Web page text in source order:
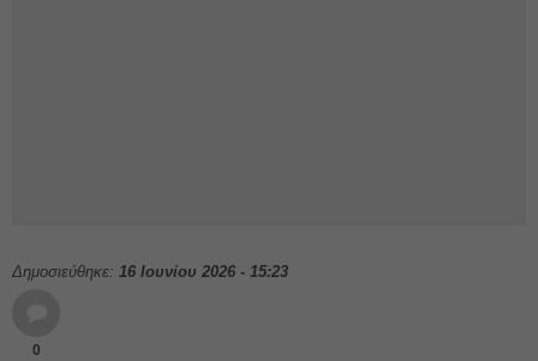
Δημοσιεύθηκε: 16 Ιουνίου 2026 - 15:23
0